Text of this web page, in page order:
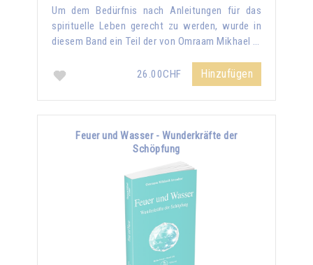
Um dem Bedürfnis nach Anleitungen für das
spirituelle Leben gerecht zu werden, wurde in
diesem Band ein Teil der von Omraam Mikhael …
26.00CHF Hinzufügen
Feuer und Wasser - Wunderkräfte der
Schöpfung